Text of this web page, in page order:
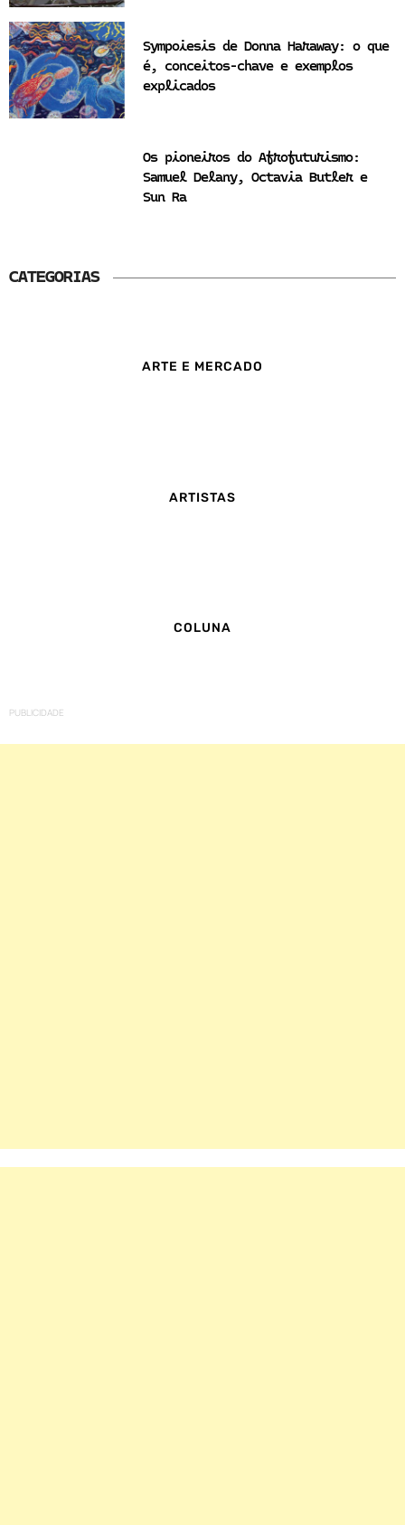
Sympoiesis de Donna Haraway: o que
é, conceitos-chave e exemplos
explicados
Os pioneiros do Afrofuturismo:
Samuel Delany, Octavia Butler e
Sun Ra
CATEGORIAS
ARTE E MERCADO
ARTISTAS
COLUNA
PUBLICIDADE